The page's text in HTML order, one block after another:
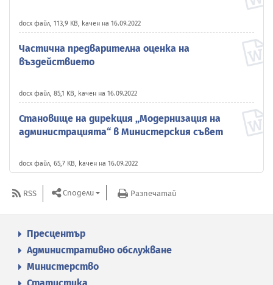
docx файл, 113,9 KB, качен на 16.09.2022
Частична предварителна оценка на
въздействието
docx файл, 85,1 KB, качен на 16.09.2022
Становище на дирекция „Модернизация на
администрацията“ в Министерския съвет
docx файл, 65,7 KB, качен на 16.09.2022
RSS Сподели Разпечатай
Пресцентър
Административно обслужване
Министерство